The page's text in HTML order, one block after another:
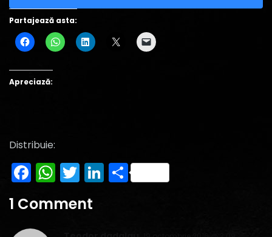
Partajează asta:
Apreciază:
Distribuie:
Facebook
WhatsApp
Twitter
LinkedIn
Partajează
1 Comment